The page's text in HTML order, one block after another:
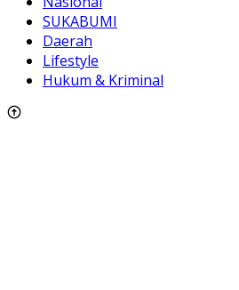
SUKABUMI
Daerah
Lifestyle
Hukum & Kriminal